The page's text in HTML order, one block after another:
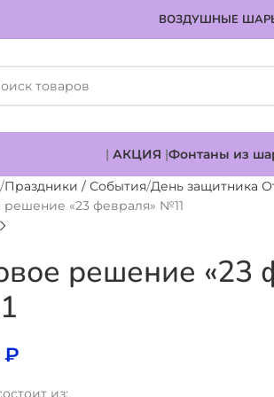
ВОЗДУШНЫЕ
| АКЦИЯ |Фонтаны из
Праздники / События День защитника
решение «23 февраля» №11
решение «23
₽
из: